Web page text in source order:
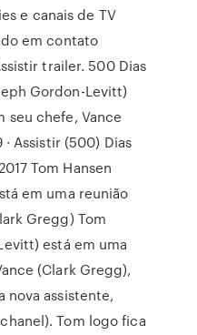
e canais de TV
em contato
trailer. 500 Dias
Gordon-Levitt)
seu chefe, Vance
Assistir (500) Dias
Tom Hansen
em uma reunião
Gregg) Tom
está em uma
(Clark Gregg),
nova assistente,
Tom logo fica